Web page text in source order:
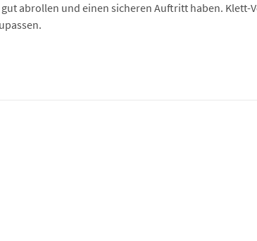
abrollen und einen sicheren Auftritt haben. Klett-